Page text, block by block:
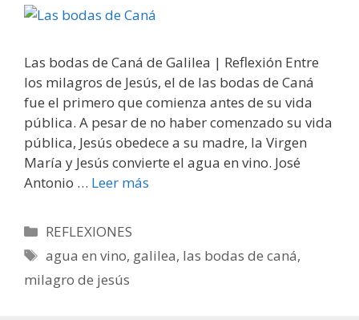
Las bodas de Caná de Galilea | Reflexión Entre
los milagros de Jesús, el de las bodas de Caná
fue el primero que comienza antes de su vida
pública. A pesar de no haber comenzado su vida
pública, Jesús obedece a su madre, la Virgen
María y Jesús convierte el agua en vino. José
Antonio … Leer más
Categorías
REFLEXIONES
Etiquetas
agua en vino, galilea, las bodas de caná,
milagro de jesús